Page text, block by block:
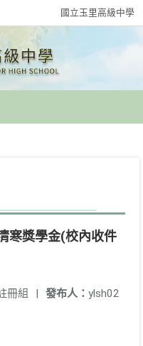
國立玉里高級中學
寒獎學金(校內收件
發布人： ylsh02
冊組 |